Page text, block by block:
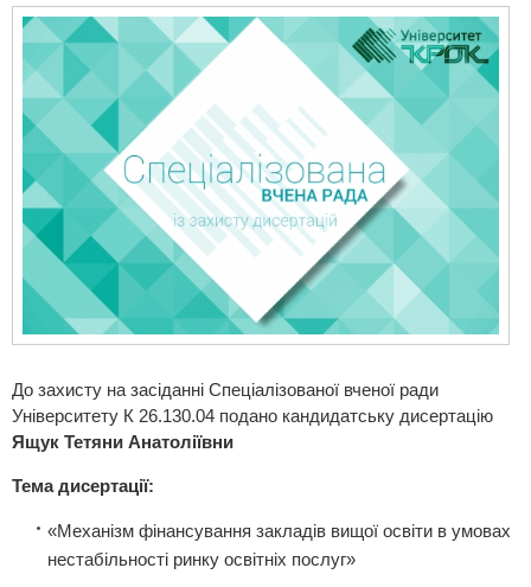
До захисту на засіданні Спеціалізованої вченої ради
Університету К 26.130.04 подано кандидатську дисертацію
Ящук Тетяни Анатоліївни
Тема дисертації:
«Механізм фінансування закладів вищої освіти в умовах
нестабільності ринку освітніх послуг»